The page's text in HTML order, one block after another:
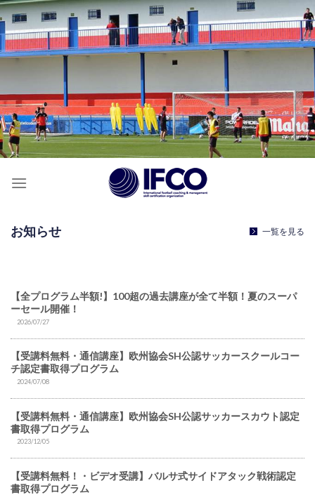
お知らせ 一覧を見る
【全プログラム半額!】100超の過去講座が全て半額！夏のスーパ
ーセール開催！
2026/07/27
【受講料無料・通信講座】欧州協会SH公認サッカースクールコー
チ認定書取得プログラム
2024/07/08
【受講料無料・通信講座】欧州協会SH公認サッカースカウト認定
書取得プログラム
2023/12/05
【受講料無料！・ビデオ受講】バルサ式サイドアタック戦術認定
書取得プログラム